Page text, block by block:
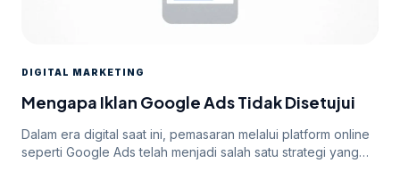
DIGITAL MARKETING
Mengapa Iklan Google Ads Tidak Disetujui
Dalam era digital saat ini, pemasaran melalui platform online
seperti Google Ads telah menjadi salah satu strategi yang